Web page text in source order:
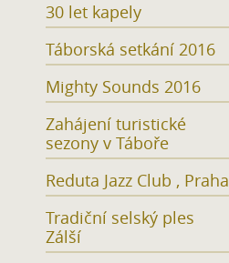
30 let kapely
Táborská setkání 2016
Mighty Sounds 2016
Zahájení turistické
sezony v Táboře
Reduta Jazz Club , Praha
Tradiční selský ples
Zálší